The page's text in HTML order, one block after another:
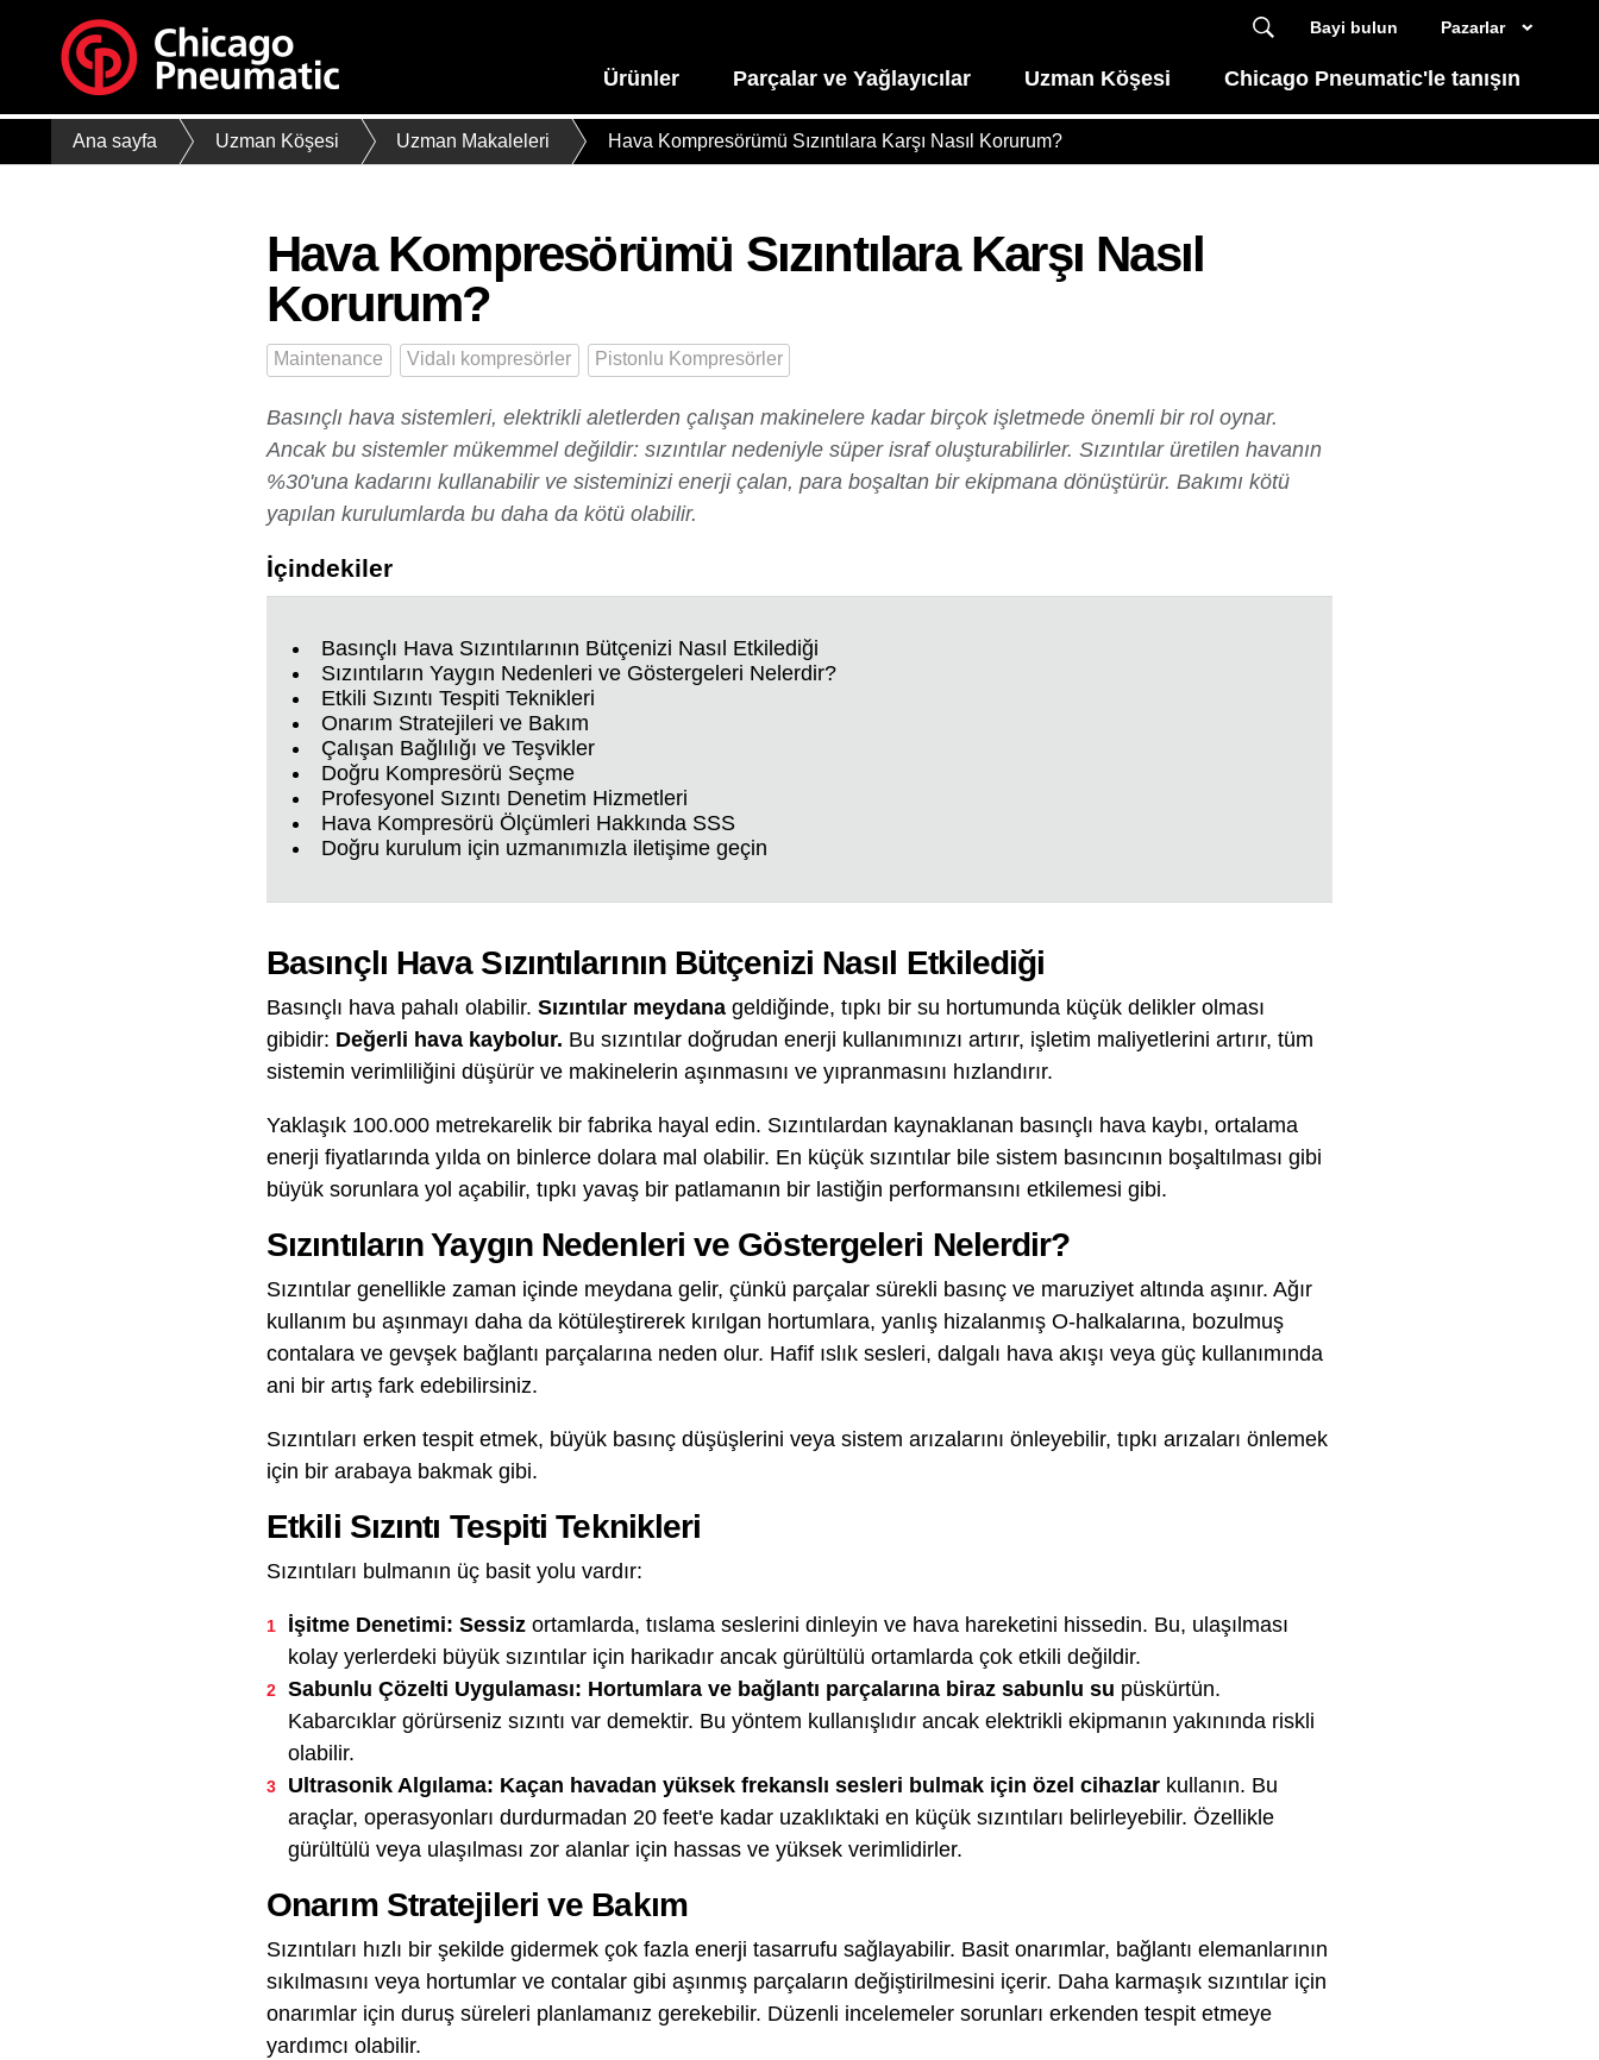
Pazarlar
Bayi bulun
Ürünler Parçalar ve Yağlayıcılar Uzman Köşesi Chicago Pneumatic'le tanışın
Ana sayfa Uzman Köşesi Uzman Makaleleri Hava Kompresörümü Sızıntılara Karşı Nasıl Korurum?
Hava Kompresörümü Sızıntılara Karşı Nasıl
Korurum?
Maintenance Vidalı kompresörler Pistonlu Kompresörler
Basınçlı hava sistemleri, elektrikli aletlerden çalışan makinelere kadar birçok işletmede önemli bir rol oynar.
Ancak bu sistemler mükemmel değildir: sızıntılar nedeniyle süper israf oluşturabilirler. Sızıntılar üretilen havanın
%30'una kadarını kullanabilir ve sisteminizi enerji çalan, para boşaltan bir ekipmana dönüştürür. Bakımı kötü
yapılan kurulumlarda bu daha da kötü olabilir.
İçindekiler
Basınçlı Hava Sızıntılarının Bütçenizi Nasıl Etkilediği
Sızıntıların Yaygın Nedenleri ve Göstergeleri Nelerdir?
Etkili Sızıntı Tespiti Teknikleri
Onarım Stratejileri ve Bakım
Çalışan Bağlılığı ve Teşvikler
Doğru Kompresörü Seçme
Profesyonel Sızıntı Denetim Hizmetleri
Hava Kompresörü Ölçümleri Hakkında SSS
Doğru kurulum için uzmanımızla iletişime geçin
Basınçlı Hava Sızıntılarının Bütçenizi Nasıl Etkilediği
Basınçlı hava pahalı olabilir. Sızıntılar meydana geldiğinde, tıpkı bir su hortumunda küçük delikler olması
gibidir: Değerli hava kaybolur. Bu sızıntılar doğrudan enerji kullanımınızı artırır, işletim maliyetlerini artırır, tüm
sistemin verimliliğini düşürür ve makinelerin aşınmasını ve yıpranmasını hızlandırır.
Yaklaşık 100.000 metrekarelik bir fabrika hayal edin. Sızıntılardan kaynaklanan basınçlı hava kaybı, ortalama
enerji fiyatlarında yılda on binlerce dolara mal olabilir. En küçük sızıntılar bile sistem basıncının boşaltılması gibi
büyük sorunlara yol açabilir, tıpkı yavaş bir patlamanın bir lastiğin performansını etkilemesi gibi.
Sızıntıların Yaygın Nedenleri ve Göstergeleri Nelerdir?
Sızıntılar genellikle zaman içinde meydana gelir, çünkü parçalar sürekli basınç ve maruziyet altında aşınır. Ağır
kullanım bu aşınmayı daha da kötüleştirerek kırılgan hortumlara, yanlış hizalanmış O-halkalarına, bozulmuş
contalara ve gevşek bağlantı parçalarına neden olur. Hafif ıslık sesleri, dalgalı hava akışı veya güç kullanımında
ani bir artış fark edebilirsiniz.
Sızıntıları erken tespit etmek, büyük basınç düşüşlerini veya sistem arızalarını önleyebilir, tıpkı arızaları önlemek
için bir arabaya bakmak gibi.
Etkili Sızıntı Tespiti Teknikleri
Sızıntıları bulmanın üç basit yolu vardır:
İşitme Denetimi: Sessiz ortamlarda, tıslama seslerini dinleyin ve hava hareketini hissedin. Bu, ulaşılması
kolay yerlerdeki büyük sızıntılar için harikadır ancak gürültülü ortamlarda çok etkili değildir.
Sabunlu Çözelti Uygulaması: Hortumlara ve bağlantı parçalarına biraz sabunlu su püskürtün.
Kabarcıklar görürseniz sızıntı var demektir. Bu yöntem kullanışlıdır ancak elektrikli ekipmanın yakınında riskli
olabilir.
Ultrasonik Algılama: Kaçan havadan yüksek frekanslı sesleri bulmak için özel cihazlar kullanın. Bu
araçlar, operasyonları durdurmadan 20 feet'e kadar uzaklıktaki en küçük sızıntıları belirleyebilir. Özellikle
gürültülü veya ulaşılması zor alanlar için hassas ve yüksek verimlidirler.
Onarım Stratejileri ve Bakım
Sızıntıları hızlı bir şekilde gidermek çok fazla enerji tasarrufu sağlayabilir. Basit onarımlar, bağlantı elemanlarının
sıkılmasını veya hortumlar ve contalar gibi aşınmış parçaların değiştirilmesini içerir. Daha karmaşık sızıntılar için
onarımlar için duruş süreleri planlamanız gerekebilir. Düzenli incelemeler sorunları erkenden tespit etmeye
yardımcı olabilir.